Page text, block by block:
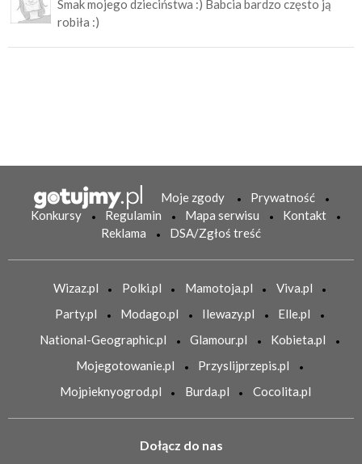
Smak mojego dzieciństwa :) Babcia bardzo często ją
robiła :)
Moje zgody
Prywatność
Konkursy
Regulamin Mapa serwisu
Kontakt
Reklama
DSA/Zgłoś treść
Wizaz.pl Polki.pl Mamotoja.pl
Viva.pl
Party.pl
Modago.pl Ilewazy.pl
Elle.pl
National-Geographic.pl
Glamour.pl
Kobieta.pl
Mojegotowanie.pl
Przyslijprzepis.pl
Mojpieknyogrod.pl
Burda.pl Cocolita.pl
Dołącz do nas